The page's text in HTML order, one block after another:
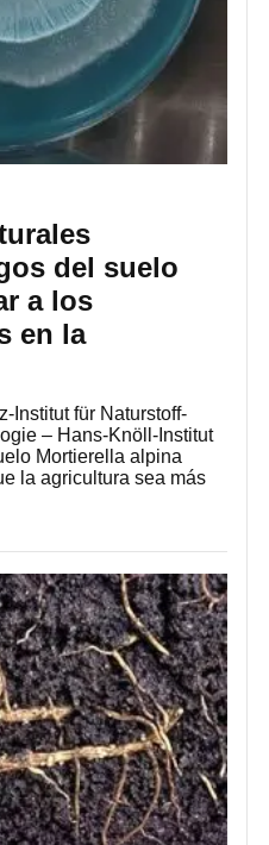
del suelo
a los
en la
Institut für Naturstoff-
– Hans-Knöll-Institut
Mortierella alpina
la agricultura sea más